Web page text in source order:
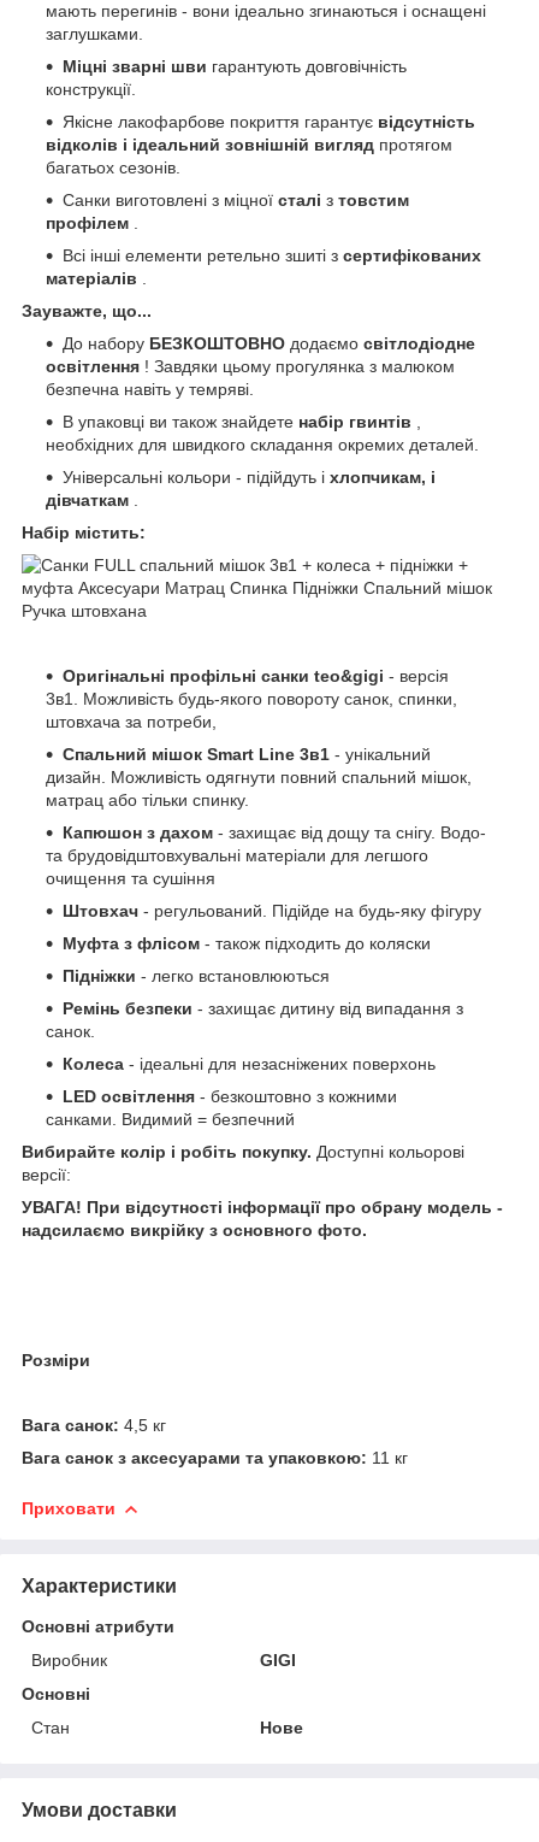
мають перегинів - вони ідеально згинаються і оснащені
заглушками.
Міцні зварні шви гарантують довговічність
конструкції.
Якісне лакофарбове покриття гарантує відсутність
відколів і ідеальний зовнішній вигляд протягом
багатьох сезонів.
Санки виготовлені з міцної сталі з товстим
профілем
Всі інші елементи ретельно зшиті з сертифікованих
матеріалів
Зауважте, що...
До набору БЕЗКОШТОВНО додаємо світлодіодне
освітлення ! Завдяки цьому прогулянка з малюком
безпечна навіть у темряві.
В упаковці ви також знайдете набір гвинтів
необхідних для швидкого складання окремих деталей.
Універсальні кольори - підійдуть і хлопчикам, і
дівчаткам
Набір містить:
Оригінальні профільні санки teo&gigi - версія
3в1. Можливість будь-якого повороту санок, спинки,
штовхача за потреби,
Спальний мішок Smart Line 3в1 - унікальний
дизайн. Можливість одягнути повний спальний мішок,
матрац або тільки спинку.
Капюшон з дахом - захищає від дощу та снігу. Водо-
та брудовідштовхувальні матеріали для легшого
очищення та сушіння
Штовхач - регульований. Підійде на будь-яку фігуру
Муфта з флісом - також підходить до коляски
Підніжки - легко встановлюються
Ремінь безпеки - захищає дитину від випадання з
санок.
Колеса - ідеальні для незасніжених поверхонь
LED освітлення - безкоштовно з кожними
санками. Видимий = безпечний
Вибирайте колір і робіть покупку. Доступні кольорові
версії:
УВАГА! При відсутності інформації про обрану модель -
надсилаємо викрійку з основного фото.
Розміри
Вага санок: 4,5 кг
Вага санок з аксесуарами та упаковкою: 11 кг
Приховати
Характеристики
Основні атрибути
Виробник
GIGI
Основні
Стан
Нове
Умови доставки